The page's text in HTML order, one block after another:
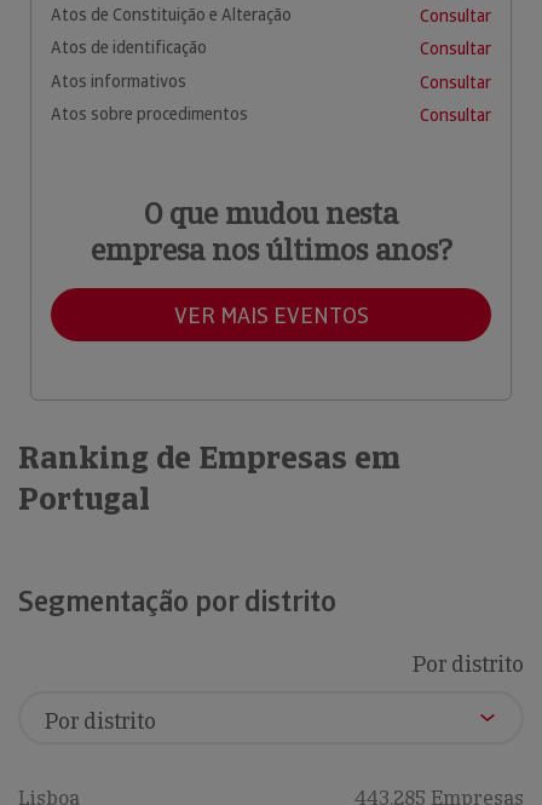
Atos de Constituição e Alteração
Consultar
Atos de identificação
Consultar
Atos informativos
Consultar
Atos sobre procedimentos
Consultar
O que mudou nesta
empresa nos últimos anos?
VER MAIS EVENTOS
Ranking de Empresas em
Portugal
Segmentação por distrito
Por distrito
Lisboa 443,285 Empresas